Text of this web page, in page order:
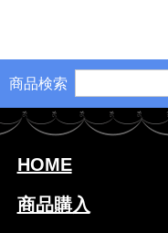
商品検索
HOME
商品購入